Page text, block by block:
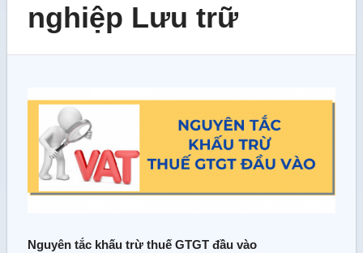
nghiệp Lưu trữ
Nguyên tắc khấu trừ thuế GTGT đầu vào